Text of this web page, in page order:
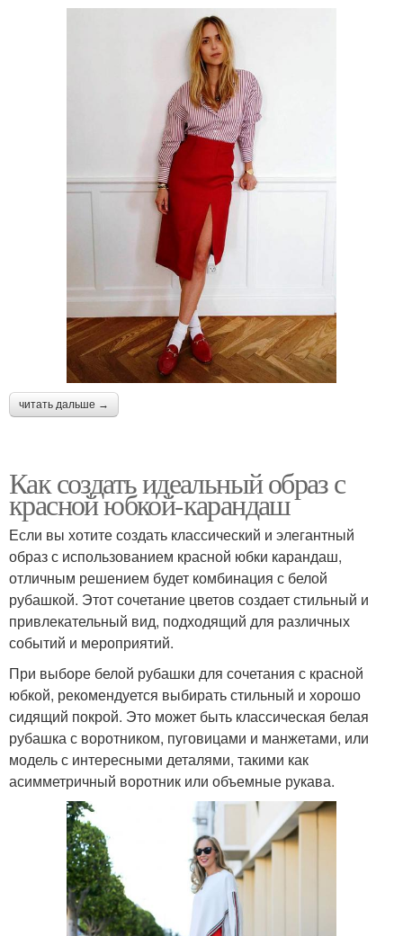
читать дальше →
Как создать идеальный образ с
красной юбкой-карандаш
Если вы хотите создать классический и элегантный
образ с использованием красной юбки карандаш,
отличным решением будет комбинация с белой
рубашкой. Этот сочетание цветов создает стильный и
привлекательный вид, подходящий для различных
событий и мероприятий.
При выборе белой рубашки для сочетания с красной
юбкой, рекомендуется выбирать стильный и хорошо
сидящий покрой. Это может быть классическая белая
рубашка с воротником, пуговицами и манжетами, или
модель с интересными деталями, такими как
асимметричный воротник или объемные рукава.